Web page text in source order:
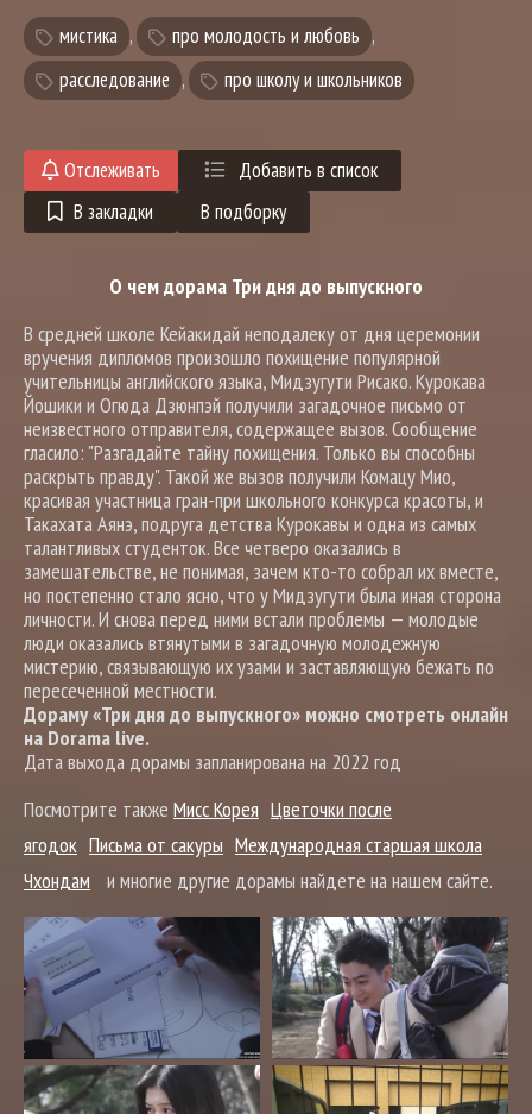
мистика , про молодость и любовь ,
расследование , про школу и школьников
Отслеживать
Добавить в список
В закладки
В подборку
О чем дорама Три дня до выпускного
В средней школе Кейакидай неподалеку от дня церемонии
вручения дипломов произошло похищение популярной
учительницы английского языка, Мидзугути Рисако. Курокава
Йошики и Огюда Дзюнпэй получили загадочное письмо от
неизвестного отправителя, содержащее вызов. Сообщение
гласило: "Разгадайте тайну похищения. Только вы способны
раскрыть правду". Такой же вызов получили Комацу Мио,
красивая участница гран-при школьного конкурса красоты, и
Такахата Аянэ, подруга детства Курокавы и одна из самых
талантливых студенток. Все четверо оказались в
замешательстве, не понимая, зачем кто-то собрал их вместе,
но постепенно стало ясно, что у Мидзугути была иная сторона
личности. И снова перед ними встали проблемы — молодые
люди оказались втянутыми в загадочную молодежную
мистерию, связывающую их узами и заставляющую бежать по
пересеченной местности.
Дораму «Три дня до выпускного» можно смотреть онлайн
на Dorama live.
Дата выхода дорамы запланирована на 2022 год
Посмотрите также Мисс Корея Цветочки после
ягодок Письма от сакуры Международная старшая школа
Чхондам
и многие другие дорамы найдете на нашем сайте.